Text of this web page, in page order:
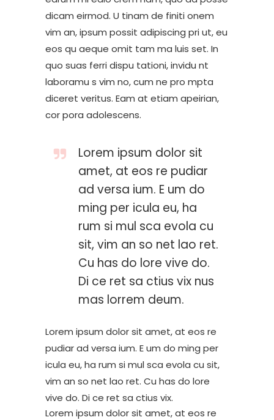
dicam eirmod. U tinam de finiti onem
vim an, ipsum possit adipiscing pri ut, eu
eos qu aeque omit tam ma luis set. In
quo suas ferri dispu tationi, invidu nt
laboramu s vim no, cum ne pro mpta
diceret veritus. Eam at etiam apeirian,
cor pora adolescens.
Lorem ipsum dolor sit
amet, at eos re pudiar
ad versa ium. E um do
ming per icula eu, ha
rum si mul sca evola cu
sit, vim an so net lao ret.
Cu has do lore vive do.
Di ce ret sa ctius vix nus
mas lorrem deum.
Lorem ipsum dolor sit amet, at eos re
pudiar ad versa ium. E um do ming per
icula eu, ha rum si mul sca evola cu sit,
vim an so net lao ret. Cu has do lore
vive do. Di ce ret sa ctius vix.
Lorem ipsum dolor sit amet, at eos re